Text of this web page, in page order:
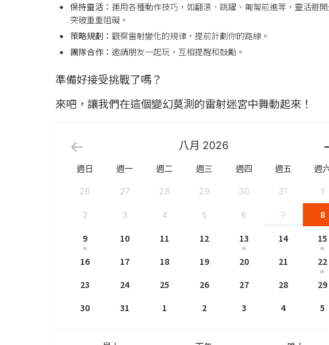
保持靈活： 運用各種動作技巧，如翻滾、跳躍、匍匐前進等，靈活避
突破重重阻礙。
策略規劃： 觀察雷射變化的規律，提前計劃你的路線。
團隊合作： 邀請朋友一起玩，互相提醒和鼓勵。
準備好接受挑戰了嗎？
來吧，讓我們在這個變幻莫測的雷射迷宮中舞動起來！
八月 2026
週日 週一 週二 週三 週四 週五 週
26 27 28 29 30 31 1
2 3 4 5 6 7
8
9
10 11 12 13 14
15
16
17 18 19 20 21
22
23
24 25 26 27 28
29
30
31 1 2 3 4 5